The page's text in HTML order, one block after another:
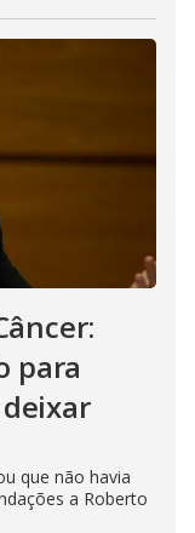
para
que não havia
a Roberto